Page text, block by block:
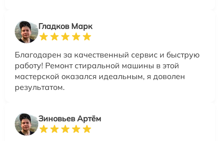
Гладков Марк
Благодарен за качественный сервис и быструю
работу! Ремонт стиральной машины в этой
мастерской оказался идеальным, я доволен
результатом.
Зиновьев Артём